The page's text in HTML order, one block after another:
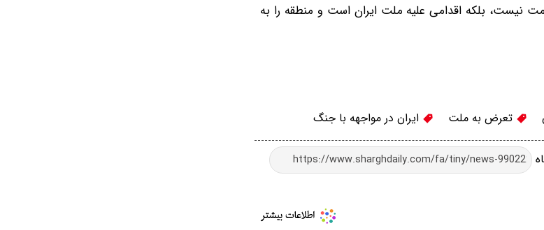
نیست، بلکه اقدامی علیه ملت ایران است و منطقه را به
تعرض به ملت ایران در مواجهه با جنگ